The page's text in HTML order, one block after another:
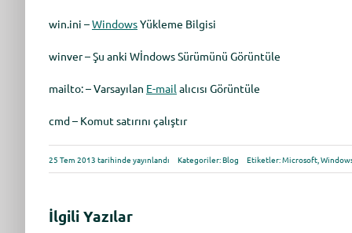
win.ini –WindowsYükleme Bilgisi
winver – Şu anki Wİndows Sürümünü Görüntüle
mailto: – Varsayılan E-mail alıcısı Görüntüle
cmd – Komut satırını çalıştır
25 Tem 2013 tarihinde yayınlandı Kategoriler:Blog Etiketler:Microsoft,
İlgili Yazılar